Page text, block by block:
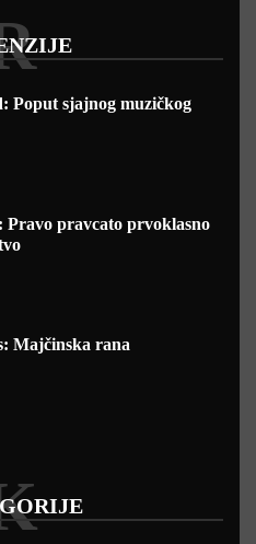
Poput sjajnog muzičkog
Pravo pravcato prvoklasno
Majčinska rana